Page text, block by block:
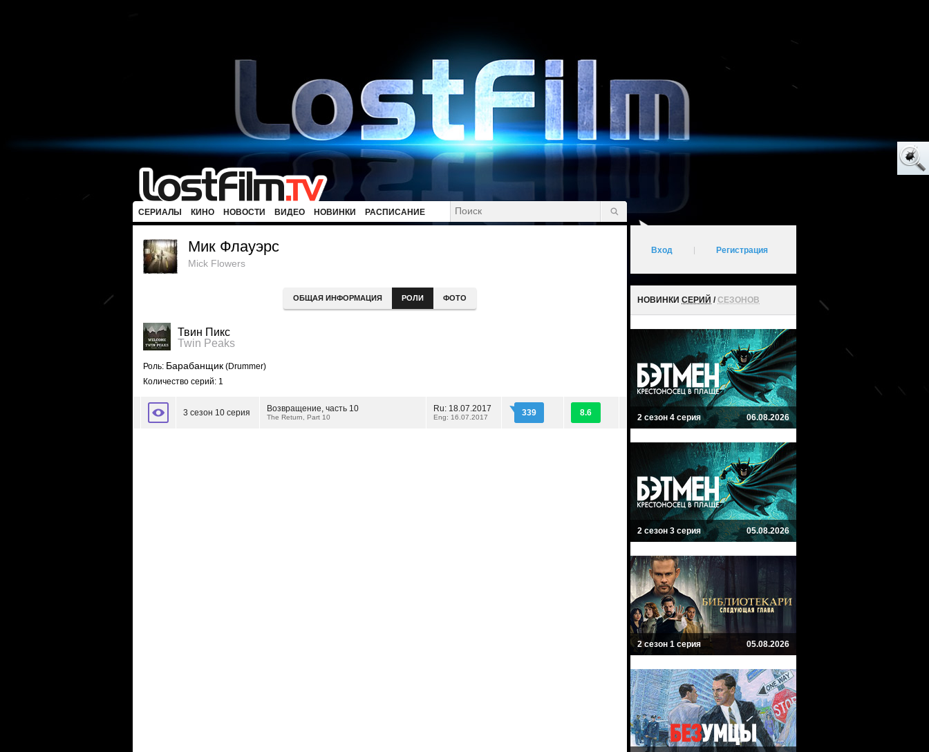
СЕРИАЛЫ КИНО НОВОСТИ ВИДЕО НОВИНКИ РАСПИСАНИЕ
Мик Флауэрс
Mick Flowers
ОБЩАЯ ИНФОРМАЦИЯ РОЛИ ФОТО
Твин Пикс
Twin Peaks
Роль: Барабанщик (Drummer)
Количество серий: 1
3 сезон 10 серия Возвращение, часть 10
The Return, Part 10
Ru: 18.07.2017
Eng: 16.07.2017 339 8.6
Вход Регистрация
НОВИНКИ СЕРИЙ /СЕЗОНОВ
2 сезон 4 серия 06.08.2026
2 сезон 3 серия 05.08.2026
2 сезон 1 серия 05.08.2026